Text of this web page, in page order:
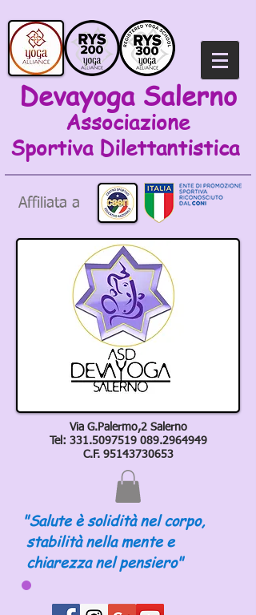
Devayoga Salerno
Associazione
Sportiva Dilettantistica
Affiliata a
Via G.Palermo,2 Salerno
Tel: 331.5097519 089.2964949
C.F. 95143730653
"Salute è solidità nel corpo,
stabilità nella mente e
chiarezza nel pensiero"